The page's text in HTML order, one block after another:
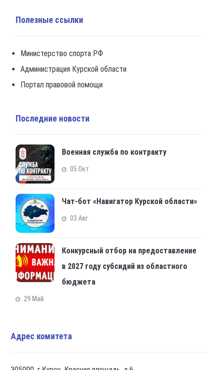
Полезные ссылки
Министерство спорта РФ
Администрация Курской области
Портал правовой помощи
Последние новости
Военная служба по контракту
05 Окт
Чат-бот «Навигатор Курской области»
03 Авг
Конкурсный отбор на предоставление
в 2027 году субсидий из областного
бюджета
29 Май
Адрес комитета